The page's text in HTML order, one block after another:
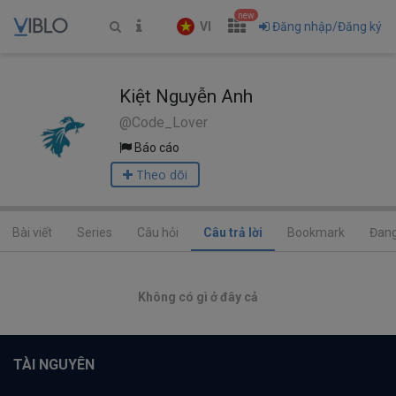
VI
new
Đăng nhập/Đăng ký
Kiệt Nguyễn Anh
@Code_Lover
Báo cáo
Theo dõi
Bài viết Series Câu hỏi Câu trả lời Bookmark
Không có gì ở đây cả
TÀI NGUYÊN